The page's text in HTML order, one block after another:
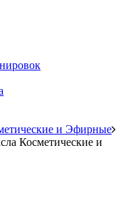
и Эфирные
Косметические и